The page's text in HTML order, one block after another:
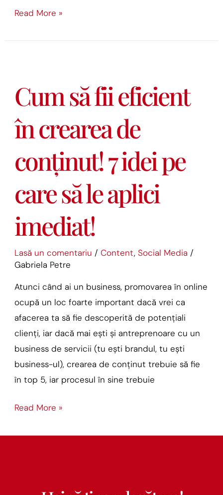
Read More »
Cum să fii eficient
în crearea de
conținut! 7 idei pe
care să le aplici
imediat!
Lasă un comentariu /Content,Social Media /
Gabriela Petre
Atunci când ai un business, promovarea în online
ocupă un loc foarte important dacă vrei ca
afacerea ta să fie descoperită de potențiali
clienți, iar dacă mai ești și antreprenoare cu un
business de servicii (tu ești brandul, tu ești
business-ul), crearea de conținut trebuie să fie
în top 5, iar procesul în sine trebuie
fii
eficient
în
crearea
conținut!
idei
care
le
imediat!
Read More »